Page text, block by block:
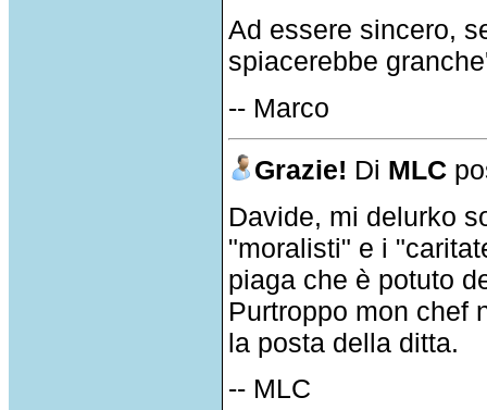
Ad essere sincero,
spiacerebbe
-- Marco
Grazie! Di MLC
Davide, mi delurko
"moralisti" e i
piaga che è potuto
Purtroppo mon chef
la posta della ditta.
-- MLC